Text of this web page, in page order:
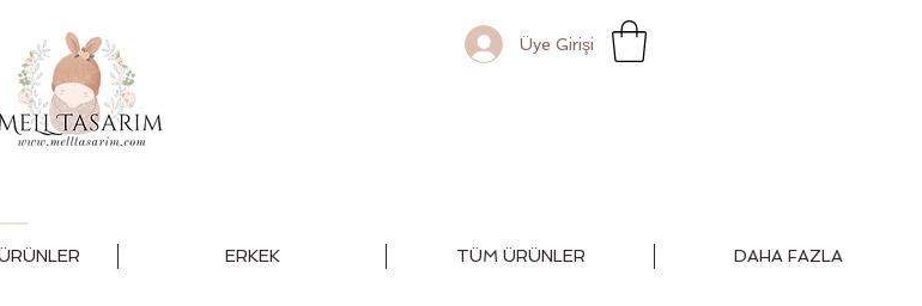
Üye Girişi
ERKEK TÜM ÜRÜNLER DAHA FAZLA